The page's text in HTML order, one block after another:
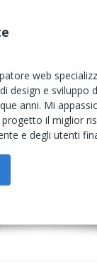
web
design e sviluppo
anni. Mi
il miglior
e degli utenti